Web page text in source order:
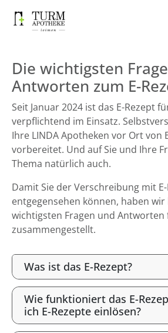
Die wichtigsten
Antworten zum E-
Seit Januar 2024 ist das E-Rezept
verpflichtend im Einsatz.
Ihre LINDA Apotheken vor Ort von
vorbereitet. Und auf Sie und Ihre
Thema natürlich auch.
Damit Sie der Verschreibung mit
entgegensehen können, haben
wichtigsten Fragen und Antworten
zusammengestellt.
Was ist das E-Rezept?
Wie funktioniert das E-
ich E-Rezepte einlösen?